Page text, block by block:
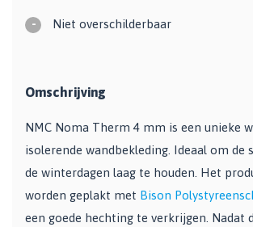
- Niet overschilderbaar
Omschrijving
NMC Noma Therm 4 mm is een unieke
isolerende wandbekleding. Ideaal om de
de winterdagen laag te houden. Het
worden geplakt met Bison
een goede hechting te verkrijgen. Nadat